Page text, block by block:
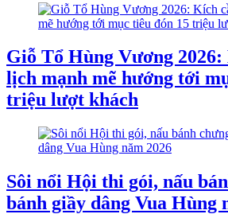
Giỗ Tổ Hùng Vương
lịch mạnh mẽ hướng tới
triệu lượt khách
Sôi nổi Hội thi gói, nấu
bánh giầy dâng Vua Hùng